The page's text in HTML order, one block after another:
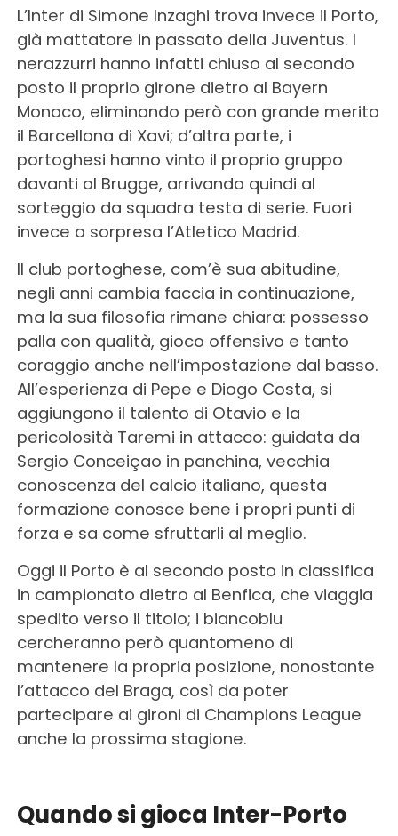
L’Inter di Simone Inzaghi trova invece il Porto,
già mattatore in passato della Juventus. I
nerazzurri hanno infatti chiuso al secondo
posto il proprio girone dietro al Bayern
Monaco, eliminando però con grande merito
il Barcellona di Xavi; d’altra parte, i
portoghesi hanno vinto il proprio gruppo
davanti al Brugge, arrivando quindi al
sorteggio da squadra testa di serie. Fuori
invece a sorpresa l’Atletico Madrid.
Il club portoghese, com’è sua abitudine,
negli anni cambia faccia in continuazione,
ma la sua filosofia rimane chiara: possesso
palla con qualità, gioco offensivo e tanto
coraggio anche nell’impostazione dal basso.
All’esperienza di Pepe e Diogo Costa, si
aggiungono il talento di Otavio e la
pericolosità Taremi in attacco: guidata da
Sergio Conceiçao in panchina, vecchia
conoscenza del calcio italiano, questa
formazione conosce bene i propri punti di
forza e sa come sfruttarli al meglio.
Oggi il Porto è al secondo posto in classifica
in campionato dietro al Benfica, che viaggia
spedito verso il titolo; i biancoblu
cercheranno però quantomeno di
mantenere la propria posizione, nonostante
l’attacco del Braga, così da poter
partecipare ai gironi di Champions League
anche la prossima stagione.
Quando si gioca Inter-Porto